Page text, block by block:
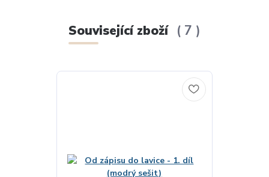
Související zboží 7